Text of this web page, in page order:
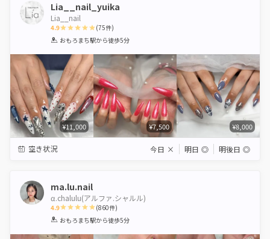
Lia__nail_yuika
Lia__nail
4.9
1 2 3 4 5
(75件)
おもろまち駅から徒歩5分
¥11,000 ¥7,500 ¥8,000
空き状況 今日 × 明日 ◎ 明後日 ◎
ma.lu.nail
α.chalulu(アルファ.シャルル)
4.9
1 2 3 4 5
(860件)
おもろまち駅から徒歩5分